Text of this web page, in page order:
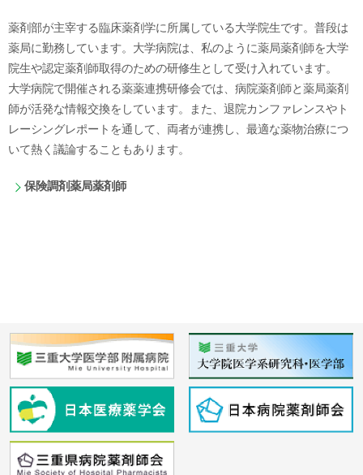
薬剤部が主宰する臨床薬剤学に所属している大学院生です。普段は
薬局に勤務しています。大学病院は、私のように薬局薬剤師を大学
院生や認定薬剤師取得のための研修生として受け入れています。
大学病院で開催される薬薬連携研修会では、病院薬剤師と薬局薬剤
師が活発な情報交換をしています。また、退院カンファレンスやト
レーシングレポートを通して、両者が連携し、最適な薬物治療につ
いて熱く議論することもあります。
保険調剤薬局薬剤師